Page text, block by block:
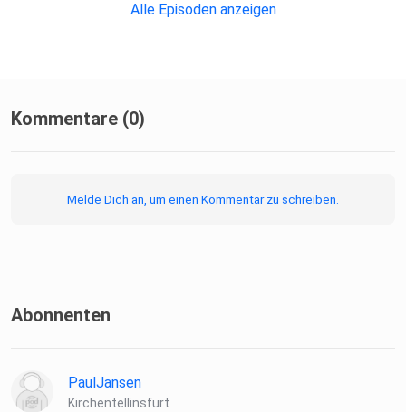
Alle Episoden anzeigen
Kommentare (0)
Melde Dich an, um einen Kommentar zu schreiben.
Abonnenten
PaulJansen
Kirchentellinsfurt